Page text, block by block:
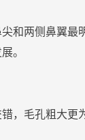
和两侧鼻翼最
。
， 毛孔粗大更